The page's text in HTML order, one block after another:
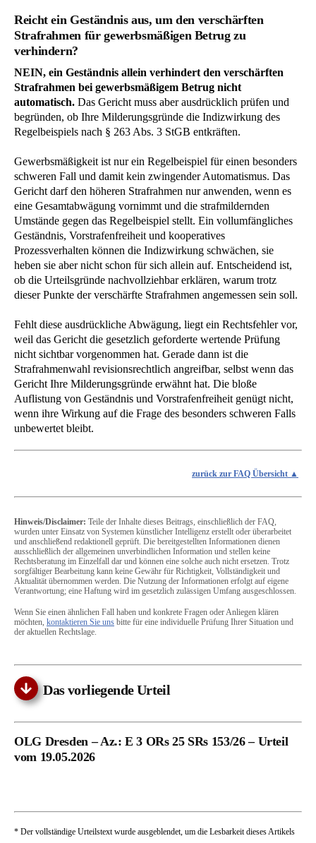
Reicht ein Geständnis aus, um den verschärften
Strafrahmen für gewerbsmäßigen Betrug zu
verhindern?
NEIN, ein Geständnis allein verhindert den verschärften
Strafrahmen bei gewerbsmäßigem Betrug nicht
automatisch. Das Gericht muss aber ausdrücklich prüfen und
begründen, ob Ihre Milderungsgründe die Indizwirkung des
Regelbeispiels nach § 263 Abs. 3 StGB entkräften.
Gewerbsmäßigkeit ist nur ein Regelbeispiel für einen besonders
schweren Fall und damit kein zwingender Automatismus. Das
Gericht darf den höheren Strafrahmen nur anwenden, wenn es
eine Gesamtabwägung vornimmt und die strafmildernden
Umstände gegen das Regelbeispiel stellt. Ein vollumfängliches
Geständnis, Vorstrafenfreiheit und kooperatives
Prozessverhalten können die Indizwirkung schwächen, sie
heben sie aber nicht schon für sich allein auf. Entscheidend ist,
ob die Urteilsgründe nachvollziehbar erklären, warum trotz
dieser Punkte der verschärfte Strafrahmen angemessen sein soll.
Fehlt diese ausdrückliche Abwägung, liegt ein Rechtsfehler vor,
weil das Gericht die gesetzlich geforderte wertende Prüfung
nicht sichtbar vorgenommen hat. Gerade dann ist die
Strafrahmenwahl revisionsrechtlich angreifbar, selbst wenn das
Gericht Ihre Milderungsgründe erwähnt hat. Die bloße
Auflistung von Geständnis und Vorstrafenfreiheit genügt nicht,
wenn ihre Wirkung auf die Frage des besonders schweren Falls
unbewertet bleibt.
zurück zur FAQ Übersicht
Hinweis/Disclaimer: Teile der Inhalte dieses Beitrags, einschließlich der FAQ,
wurden unter Einsatz von Systemen künstlicher Intelligenz erstellt oder überarbeitet
und anschließend redaktionell geprüft. Die bereitgestellten Informationen dienen
ausschließlich der allgemeinen unverbindlichen Information und stellen keine
Rechtsberatung im Einzelfall dar und können eine solche auch nicht ersetzen. Trotz
sorgfältiger Bearbeitung kann keine Gewähr für Richtigkeit, Vollständigkeit und
Aktualität übernommen werden. Die Nutzung der Informationen erfolgt auf eigene
Verantwortung; eine Haftung wird im gesetzlich zulässigen Umfang ausgeschlossen.
Wenn Sie einen ähnlichen Fall haben und konkrete Fragen oder Anliegen klären
möchten, kontaktieren Sie uns bitte für eine individuelle Prüfung Ihrer Situation und
der aktuellen Rechtslage.
Das vorliegende Urteil
OLG Dresden – Az.: E 3 ORs 25 SRs 153/26 – Urteil
vom 19.05.2026
* Der vollständige Urteilstext wurde ausgeblendet, um die Lesbarkeit dieses Artikels